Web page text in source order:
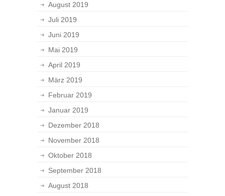
August 2019
Juli 2019
Juni 2019
Mai 2019
April 2019
März 2019
Februar 2019
Januar 2019
Dezember 2018
November 2018
Oktober 2018
September 2018
August 2018